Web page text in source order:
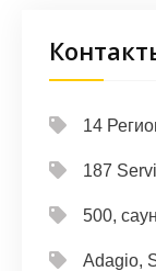
14
187
500,
Adagio,